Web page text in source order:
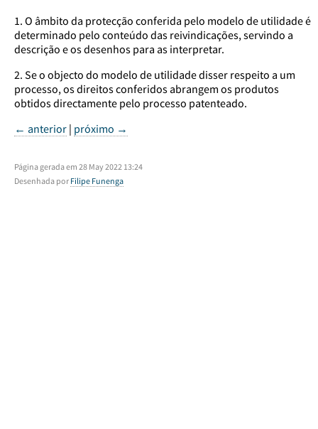
1. O âmbito da protecção conferida pelo modelo de utilidade é
determinado pelo conteúdo das reivindicações, servindo a
descrição e os desenhos para as interpretar.
2. Se o objecto do modelo de utilidade disser respeito a um
processo, os direitos conferidos abrangem os produtos
obtidos directamente pelo processo patenteado.
← anterior | próximo →
Página gerada em 28 May 2022 13:24
Desenhada por Filipe Funenga